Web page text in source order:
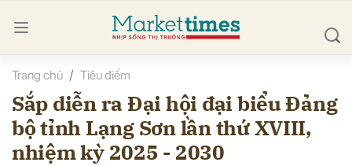
Trang chủ Tiêu điểm
Sắp diễn ra Đại hội đại biểu Đảng
bộ tỉnh Lạng Sơn lần thứ XVIII,
nhiệm kỳ 2025 - 2030
luận